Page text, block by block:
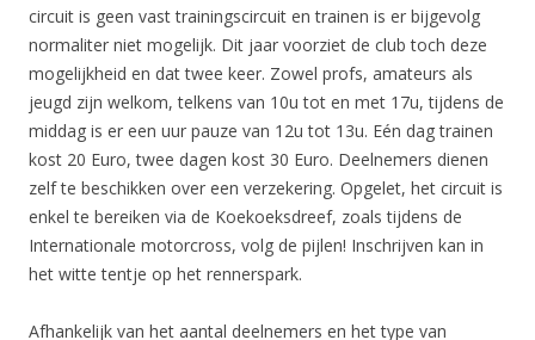
circuit is geen vast trainingscircuit en trainen is er bijgevolg
normaliter niet mogelijk. Dit jaar voorziet de club toch deze
mogelijkheid en dat twee keer. Zowel profs, amateurs als
jeugd zijn welkom, telkens van 10u tot en met 17u, tijdens de
middag is er een uur pauze van 12u tot 13u. Eén dag trainen
kost 20 Euro, twee dagen kost 30 Euro. Deelnemers dienen
zelf te beschikken over een verzekering. Opgelet, het circuit is
enkel te bereiken via de Koekoeksdreef, zoals tijdens de
Internationale motorcross, volg de pijlen! Inschrijven kan in
het witte tentje op het rennerspark.
Afhankelijk van het aantal deelnemers en het type van